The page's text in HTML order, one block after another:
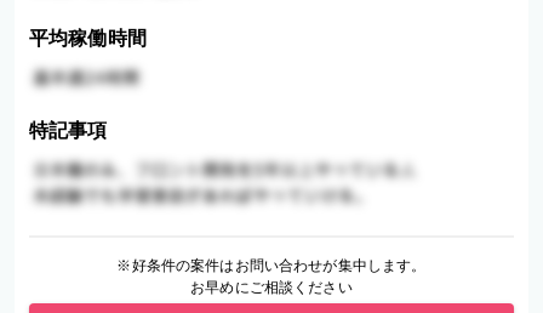
平均稼働時間
特記事項
※好条件の案件はお問い合わせが集中します。
お早めにご相談ください